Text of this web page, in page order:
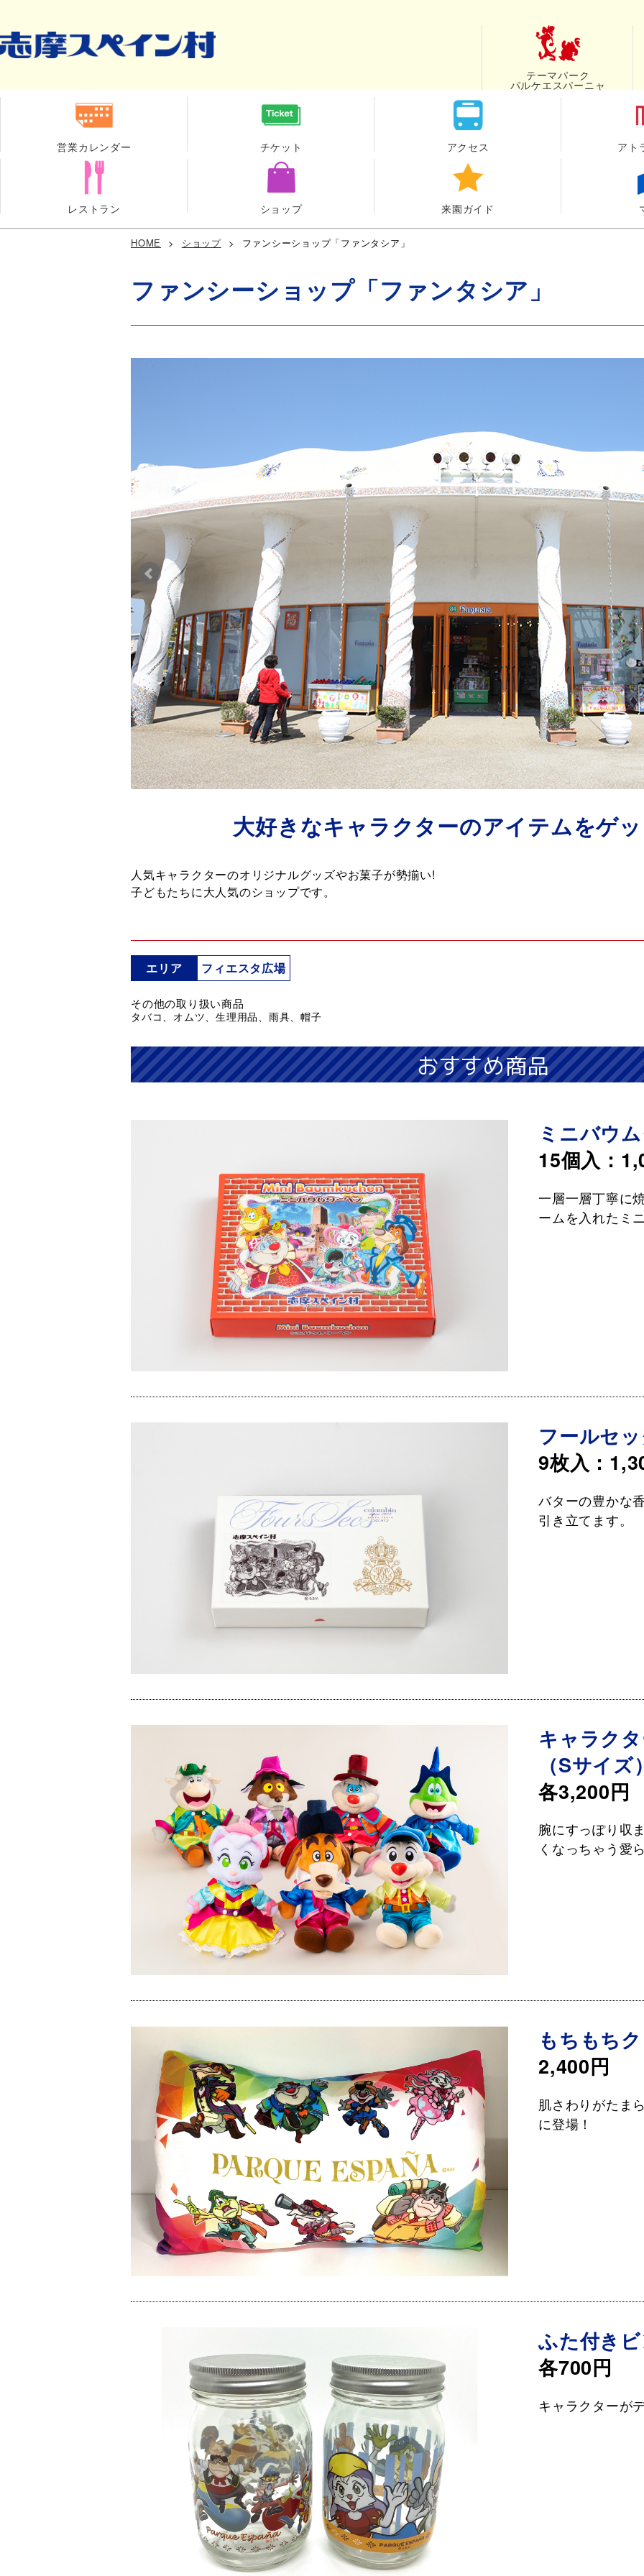
テーマパーク
パルケエスパーニャ
営業カレンダー チケット アクセス アト
レストラン ショップ 来園ガイド
HOME > ショップ > ファンシーショップ「ファンタシア」
ファンシーショップ「ファンタシア」
大好きなキャラクターのアイテムをゲ
人気キャラクターのオリジナルグッズやお菓子が勢揃い!
子どもたちに大人気のショップです。
エリア フィエスタ広場
その他の取り扱い商品
タバコ、オムツ、生理用品、雨具、帽子
おすすめ商品
ミニバウ
15個入：
一層一層丁寧に
ームを入れたミ
フールセ
9枚入：
バターの豊かな
引き立てます。
キャラク
（Sサイズ
各3,200円
腕にすっぽり収
くなっちゃう愛
もちもち
2,400円
肌さわりがたま
に登場！
ふた付き
各700円
キャラクターが